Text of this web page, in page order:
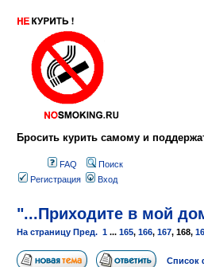
Бросить курить самому и
FAQ
Поиск
Регистрация
Вход
"...Приходите в мой
На страницу Пред. 1 ... 165, 166, 167, 168,
Список